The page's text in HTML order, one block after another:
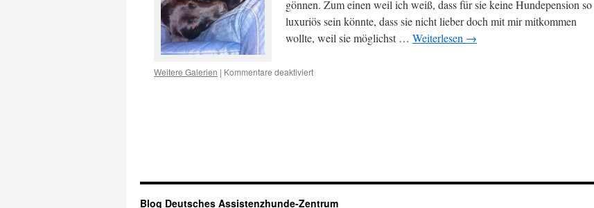
gönnen. Zum einen weil ich weiß, dass für sie keine Hundepension so
luxuriös sein könnte, dass sie nicht lieber doch mit mir mitkommen
wollte, weil sie möglichst … Weiterlesen →
Weitere Galerien | Kommentare deaktiviert
Blog Deutsches Assistenzhunde-Zentrum